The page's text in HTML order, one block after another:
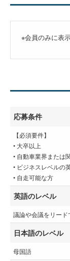
※会員のみに表
応募条件
【必須要件】
• 大卒以上
• 自動車業界または
• ビジネスレベルの
• 自走可能な方
英語のレベル
議論や会議をリー
日本語のレベル
母国語